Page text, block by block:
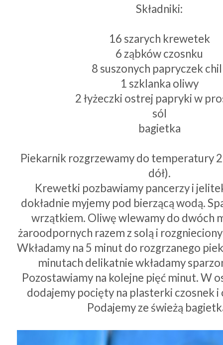
Składniki:
16 szarych krewetek
6 ząbków czosnku
8 suszonych papryczek
1 szklanka oliwy
2 łyżeczki ostrej papryki w
sól
bagietka
Piekarnik rozgrzewamy do temperatury
dół).
Krewetki pozbawiamy pancerzy i
dokładnie myjemy pod bierzącą wodą.
wrzątkiem. Oliwę wlewamy do dwóch
żaroodpornych razem z solą i
Wkładamy na 5 minut do rozgrzanego
minutach delikatnie wkładamy
Pozostawiamy na kolejne pięć minut. W
dodajemy pocięty na plasterki czosnek
Podajemy ze świeżą